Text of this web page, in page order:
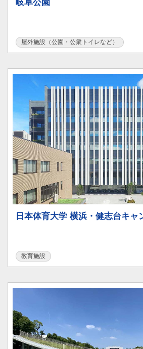
岐阜公園
屋外施設（公園・公衆トイレなど）
日本体育大学 横浜・健志台キャ
教育施設